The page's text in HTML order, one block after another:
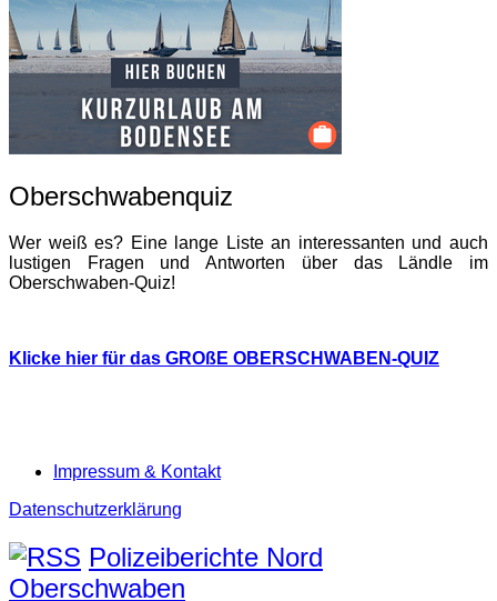
Oberschwabenquiz
Wer weiß es? Eine lange Liste an interessanten und auch
lustigen Fragen und Antworten über das Ländle im
Oberschwaben-Quiz!
Klicke hier für das GROßE OBERSCHWABEN-QUIZ
Impressum & Kontakt
Datenschutzerklärung
Polizeiberichte Nord
Oberschwaben